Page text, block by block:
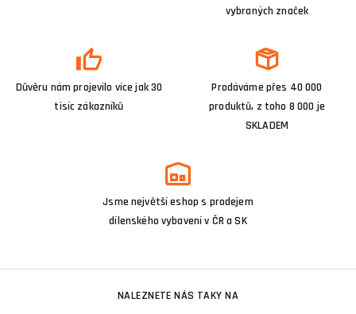
vybraných značek
Důvěru nám projevilo více jak 30
tisíc zákazníků
Prodáváme přes 40 000
produktů, z toho 8 000 je
SKLADEM
Jsme největší eshop s prodejem
dílenského vybavení v ČR a SK
NALEZNETE NÁS TAKY NA